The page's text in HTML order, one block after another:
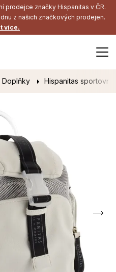
prodejce značky Hispanitas v ČR.
z našich značkových prodejen.
více.
Doplňky Hispanitas sportovní